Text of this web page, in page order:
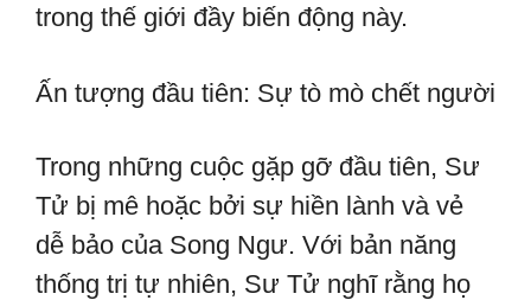
trong thế giới đầy biến động này.
Ấn tượng đầu tiên: Sự tò mò chết người
Trong những cuộc gặp gỡ đầu tiên, Sư
Tử bị mê hoặc bởi sự hiền lành và vẻ
dễ bảo của Song Ngư. Với bản năng
thống trị tự nhiên, Sư Tử nghĩ rằng họ